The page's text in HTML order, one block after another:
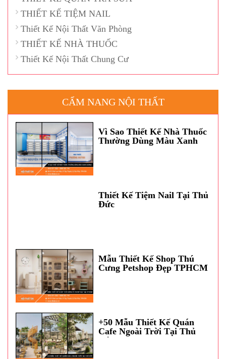
THIẾT KẾ TIỆM NAIL
Thiết Kế Nội Thất Văn Phòng
THIẾT KẾ NHÀ THUỐC
Thiết Kế Nội Thất Chung Cư
CẨM NANG NỘI THẤT
Vì Sao Thiết Kế Nhà Thuốc
Thường Dùng Màu Xanh
Thiết Kế Tiệm Nail Tại Thủ
Đức
Mẫu Thiết Kế Shop Thú
Cưng Petshop Đẹp TPHCM
+50 Mẫu Thiết Kế Quán
Cafe Ngoài Trời Tại Thủ
Đức